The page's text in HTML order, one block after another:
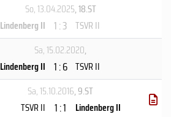
So, 13.04.2025, 18.ST
Lindenberg II 1 : 3 TSVR II
Sa, 15.02.2020,
Lindenberg II 1 : 6 TSVR II
Sa, 15.10.2016, 9.ST
TSVR II
1 : 1
Lindenberg II